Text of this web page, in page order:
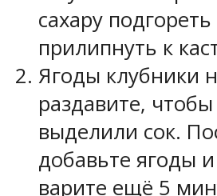
сахару подгореть
прилипнуть к
Ягоды клубники
раздавите,
выделили сок.
добавьте ягоды
варите ещё 5